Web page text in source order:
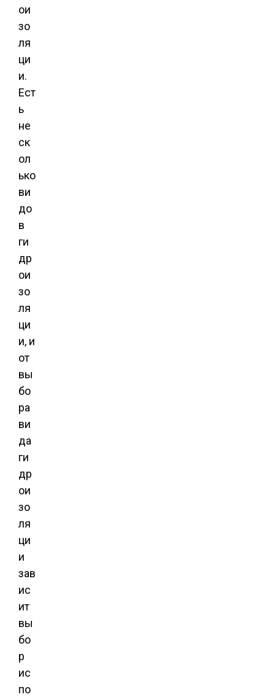
ои
зо
ля
ци
и.
Ест
ь
не
ск
ол
ько
ви
до
в
ги
др
ои
зо
ля
ци
и, и
от
вы
бо
ра
ви
да
ги
др
ои
зо
ля
ци
и
зав
ис
ит
вы
бо
р
ис
по